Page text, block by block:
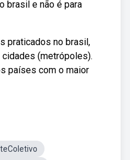
brasil e não é para
praticados no brasil,
(metrópoles).
países com o maior